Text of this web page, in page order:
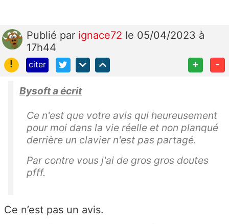
Publié par ignace72 le 05/04/2023 à
17h44
!
citer + -
Bysoft a écrit
Ce n'est que votre avis qui heureusement
pour moi dans la vie réelle et non planqué
derrière un clavier n'est pas partagé.
Par contre vous j'ai de gros gros doutes
pfff.
Ce n’est pas un avis.